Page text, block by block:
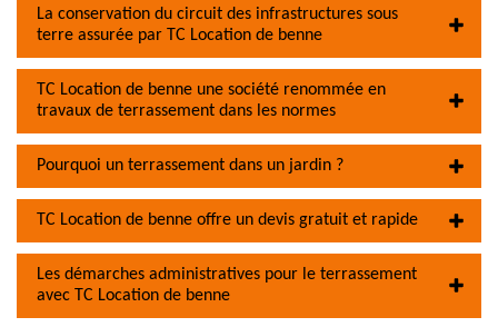
La conservation du circuit des infrastructures sous
terre assurée par TC Location de benne
TC Location de benne une société renommée en
travaux de terrassement dans les normes
Pourquoi un terrassement dans un jardin ?
TC Location de benne offre un devis gratuit et rapide
Les démarches administratives pour le terrassement
avec TC Location de benne